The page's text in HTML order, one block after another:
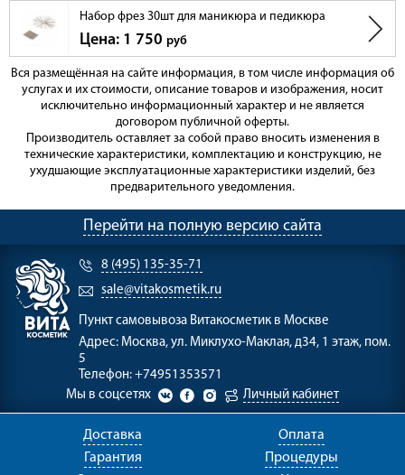
Набор фрез 30шт для маникюра и педикюра
Цена: 1 750 руб
Вся размещённая на сайте информация, в том числе информация об
услугах и их стоимости, описание товаров и изображения, носит
исключительно информационный характер и не является
договором публичной оферты.
Производитель оставляет за собой право вносить изменения в
технические характеристики, комплектацию и конструкцию, не
ухудшающие эксплуатационные характеристики изделий, без
предварительного уведомления.
Перейти на полную версию сайта
8 (495) 135-35-71
sale@vitakosmetik.ru
Пункт самовывоза Витакосметик в Москве
Адрес: Москва, ул. Миклухо-Маклая, д34, 1 этаж, пом.
5
Телефон: +74951353571
Мы в соцсетях
Личный кабинет
Доставка
Оплата
Гарантия
Процедуры